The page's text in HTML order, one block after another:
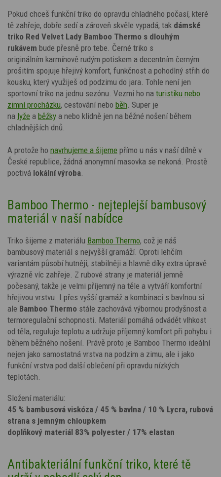
Pokud chceš funkční triko do opravdu chladného počasí, které
tě zahřeje, dobře sedí a zároveň skvěle vypadá, tak dámské
triko Red Velvet Lady Bamboo Thermo s dlouhým
rukávem bude přesně pro tebe. Černé triko s
originálním karmínově rudým potiskem a decentním černým
prošitím spojuje hřejivý komfort, funkčnost a pohodlný střih do
kousku, který využiješ od podzimu do jara. Tohle není jen
sportovní triko na jednu sezónu. Vezmi ho na turistiku nebo
zimní procházku, cestování nebo běh . Super je
na lyže a běžky a nebo klidně jen na běžné nošení během
chladnějších dnů.
A protože ho navrhujeme a šijeme přímo u nás v naší dílně v
České republice, žádná anonymní masovka se nekoná. Prostě
poctivá lokální výroba
Bamboo Thermo - nejteplejší bambusový
materiál v naší nabídce
Triko šijeme z materiálu Bamboo Thermo, což je náš
bambusový materiál s nejvyšší gramáží. Oproti lehčím
variantám působí hutněji, stabilněji a hlavně díky extra úpravě
výrazně víc zahřeje. Z rubové strany je materiál jemně
počesaný, takže je velmi příjemný na těle a vytváří komfortní
hřejivou vrstvu. I přes vyšší gramáž a kombinaci s bavlnou si
ale Bamboo Thermo stále zachovává výbornou prodyšnost a
termoregulační schopnosti. Materiál pomáhá odvádět vlhkost
od těla, reguluje teplotu a udržuje příjemný komfort při pohybu i
během běžného nošení. Právě proto je Bamboo Thermo ideální
nejen jako samostatná vrstva na podzim a zimu, ale i jako
funkční vrstva pod další oblečení při opravdu nízkých
teplotách.
Složení materiálu:
45 % bambusová viskóza / 45 % bavlna / 10 % Lycra, rubová
strana s jemným chloupkem
doplňkový materiál 83% polyester / 17% elastan
Antibakteriální funkční triko, které tě